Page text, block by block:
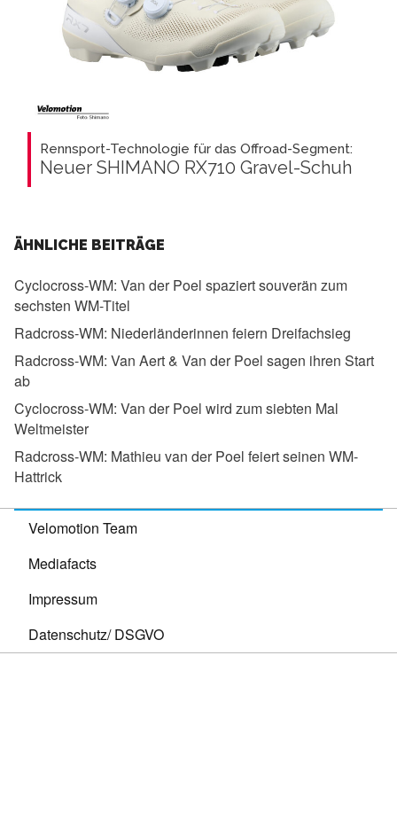
Rennsport-Technologie für das Offroad-Segment:
Neuer SHIMANO RX710 Gravel-Schuh
ÄHNLICHE BEITRÄGE
Cyclocross-WM: Van der Poel spaziert souverän zum
sechsten WM-Titel
Radcross-WM: Niederländerinnen feiern Dreifachsieg
Radcross-WM: Van Aert & Van der Poel sagen ihren Start
ab
Cyclocross-WM: Van der Poel wird zum siebten Mal
Weltmeister
Radcross-WM: Mathieu van der Poel feiert seinen WM-
Hattrick
Velomotion Team
Mediafacts
Impressum
Datenschutz/ DSGVO